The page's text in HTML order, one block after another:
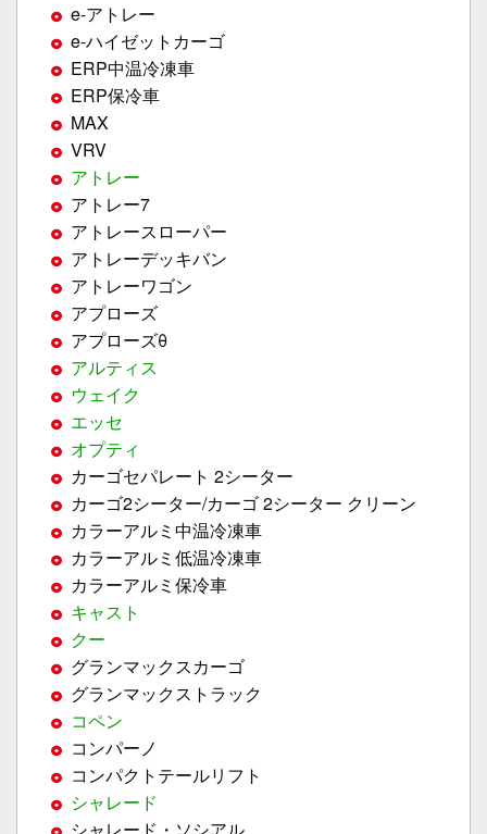
e-アトレー
e-ハイゼットカーゴ
ERP中温冷凍車
ERP保冷車
MAX
VRV
アトレー
アトレー7
アトレースローパー
アトレーデッキバン
アトレーワゴン
アプローズ
アプローズθ
アルティス
ウェイク
エッセ
オプティ
カーゴセパレート 2シーター
カーゴ2シーター/カーゴ 2シーター クリーン
カラーアルミ中温冷凍車
カラーアルミ低温冷凍車
カラーアルミ保冷車
キャスト
クー
グランマックスカーゴ
グランマックストラック
コペン
コンパーノ
コンパクトテールリフト
シャレード